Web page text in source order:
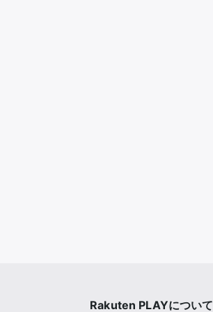
Rakuten PLAYについて